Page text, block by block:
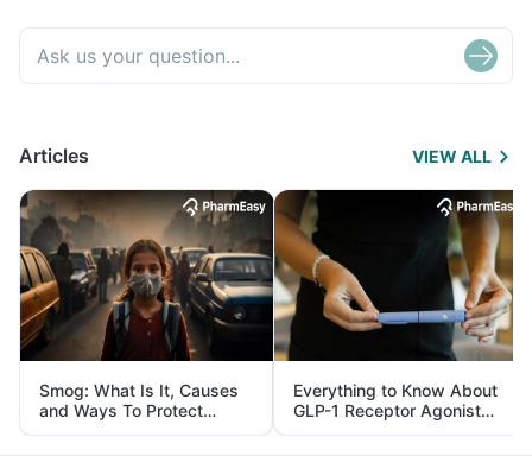
Articles VIEW ALL
Smog: What Is It, Causes
and Ways To Protect
Yourself From It
Everything to Know About
GLP-1 Receptor Agonist
and Its Role in Weight
Management